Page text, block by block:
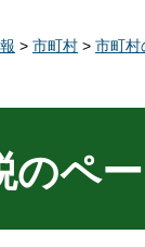
> 市町村 > 市町村
のペ